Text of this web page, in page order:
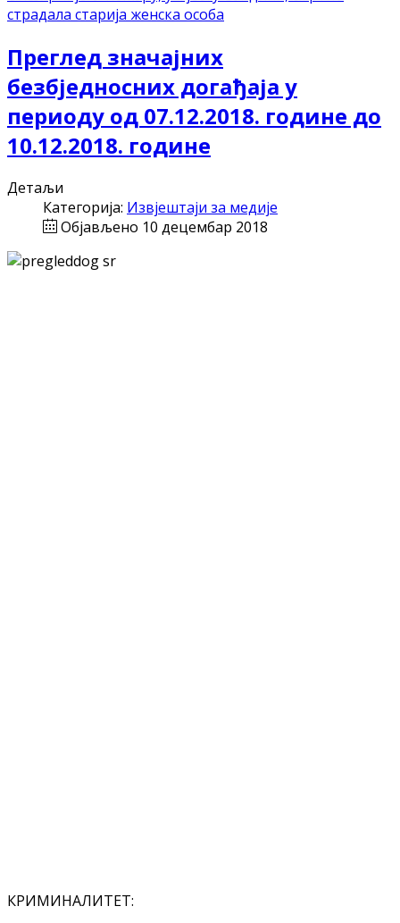
страдала старија женска особа
Преглед значајних
безбједносних догађаја у
периоду од 07.12.2018. године до
10.12.2018. године
Детаљи
Категорија: Извјештаји за медије
Објављено 10 децембар 2018
КРИМИНАЛИТЕТ: